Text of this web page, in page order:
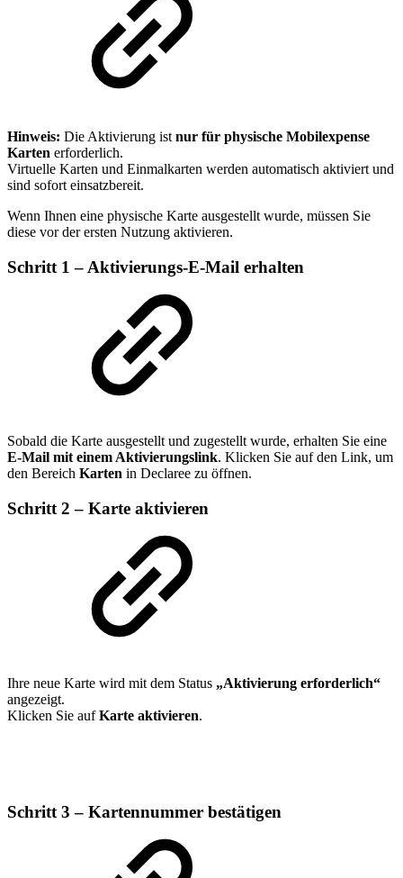
Hinweis: Die Aktivierung ist nur für physische Mobilexpense
Karten erforderlich.
Virtuelle Karten und Einmalkarten werden automatisch aktiviert und
sind sofort einsatzbereit.
Wenn Ihnen eine physische Karte ausgestellt wurde, müssen Sie
diese vor der ersten Nutzung aktivieren.
Schritt 1 – Aktivierungs‑E‑Mail erhalten
Sobald die Karte ausgestellt und zugestellt wurde, erhalten Sie eine
E‑Mail mit einem Aktivierungslink. Klicken Sie auf den Link, um
den Bereich Karten in Declaree zu öffnen.
Schritt 2 – Karte aktivieren
Ihre neue Karte wird mit dem Status „Aktivierung erforderlich“
angezeigt.
Klicken Sie aufKarte aktivieren.
Schritt 3 – Kartennummer bestätigen